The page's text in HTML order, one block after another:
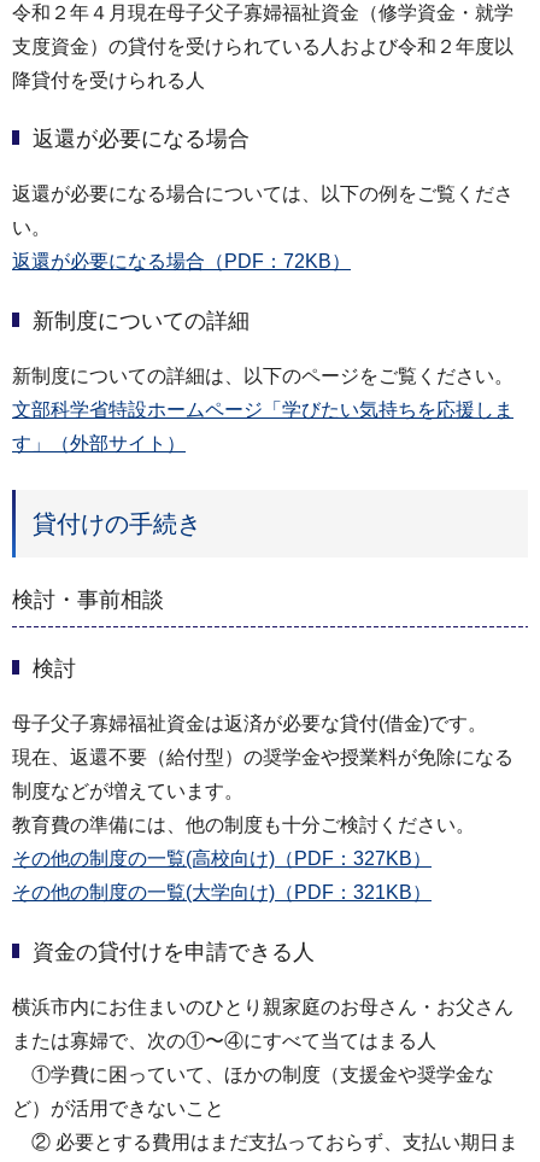
令和２年４月現在母子父子寡婦福祉資金（修学資金・就学
支度資金）の貸付を受けられている人および令和２年度以
降貸付を受けられる人
返還が必要になる場合
返還が必要になる場合については、以下の例をご覧くださ
い。
返還が必要になる場合（PDF：72KB）
新制度についての詳細
新制度についての詳細は、以下のページをご覧ください。
文部科学省特設ホームページ「学びたい気持ちを応援しま
す」（外部サイト）
貸付けの手続き
検討・事前相談
検討
母子父子寡婦福祉資金は返済が必要な貸付(借⾦)です。
現在、返還不要（給付型）の奨学金や授業料が免除になる
制度などが増えています。
教育費の準備には、他の制度も十分ご検討ください。
その他の制度の一覧(高校向け)（PDF：327KB）
その他の制度の一覧(大学向け)（PDF：321KB）
資金の貸付けを申請できる人
横浜市内にお住まいのひとり親家庭のお⺟さん・お⽗さん
または寡婦で、次の①〜④にすべて当てはまる⼈
①学費に困っていて、ほかの制度（⽀援⾦や奨学⾦な
ど）が活用できないこと
② 必要とする費用はまだ⽀払っておらず、⽀払い期日ま